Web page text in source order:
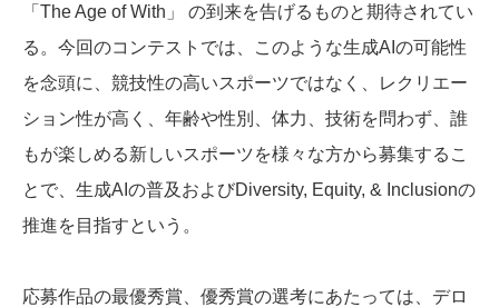
「The Age of With」 の到来を告げるものと期待されてい
る。今回のコンテストでは、このような生成AIの可能性
を念頭に、競技性の高いスポーツではなく、レクリエー
ション性が高く、年齢や性別、体力、技術を問わず、誰
もが楽しめる新しいスポーツを様々な方から募集するこ
とで、生成AIの普及およびDiversity, Equity, & Inclusionの
推進を目指すという。
応募作品の最優秀賞、優秀賞の選考にあたっては、デロ